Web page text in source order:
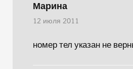
Марина
12 июля 2011
номер тел указан не